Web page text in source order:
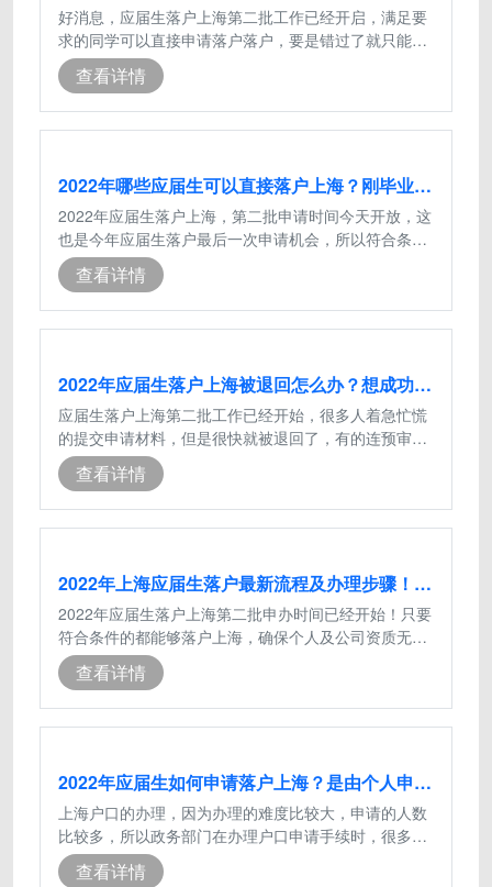
好消息，应届生落户上海第二批工作已经开启，满足要
求的同学可以直接申请落户落户，要是错过了就只能以
其他方式落户上海了，这是今年的最后
查看详情
2022年哪些应届生可以直接落户上海？刚毕业能落户上海吗？
2022年应届生落户上海，第二批申请时间今天开放，这
也是今年应届生落户最后一次申请机会，所以符合条件
的一定不要错过！一、应届生落户上海
查看详情
2022年应届生落户上海被退回怎么办？想成功落户上海要注意
应届生落户上海第二批工作已经开始，很多人着急忙慌
的提交申请材料，但是很快就被退回了，有的连预审都
通不过，到底是什么原因呢？为什么刚
查看详情
2022年上海应届生落户最新流程及办理步骤！不用担心被退回
2022年应届生落户上海第二批申办时间已经开始！只要
符合条件的都能够落户上海，确保个人及公司资质无问
题后就可申请，但是有不少同学就问了
查看详情
2022年应届生如何申请落户上海？是由个人申请还是单位申请?
上海户口的办理，因为办理的难度比较大，申请的人数
比较多，所以政务部门在办理户口申请手续时，很多时
候都是依靠网络申请或者是由公司集中
查看详情